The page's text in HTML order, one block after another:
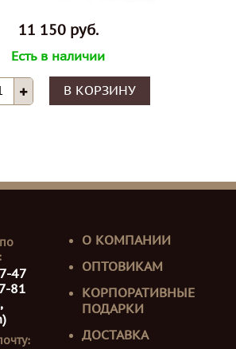
11 150 руб.
Есть в наличии
В КОРЗИНУ
47
81
О КОМПАНИИ
ОПТОВИКАМ
КОРПОРАТИВНЫЕ
ПОДАРКИ
ДОСТАВКА